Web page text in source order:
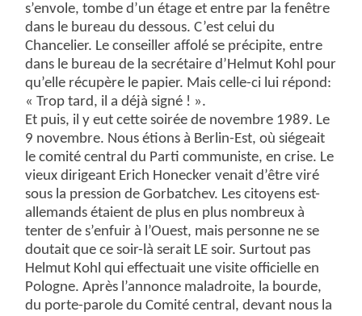
s’envole, tombe d’un étage et entre par la fenêtre
dans le bureau du dessous. C’est celui du
Chancelier. Le conseiller affolé se précipite, entre
dans le bureau de la secrétaire d’Helmut Kohl pour
qu’elle récupère le papier. Mais celle-ci lui répond:
« Trop tard, il a déjà signé ! ».
Et puis, il y eut cette soirée de novembre 1989. Le
9 novembre. Nous étions à Berlin-Est, où siégeait
le comité central du Parti communiste, en crise. Le
vieux dirigeant Erich Honecker venait d’être viré
sous la pression de Gorbatchev. Les citoyens est-
allemands étaient de plus en plus nombreux à
tenter de s’enfuir à l’Ouest, mais personne ne se
doutait que ce soir-là serait LE soir. Surtout pas
Helmut Kohl qui effectuait une visite officielle en
Pologne. Après l’annonce maladroite, la bourde,
du porte-parole du Comité central, devant nous la